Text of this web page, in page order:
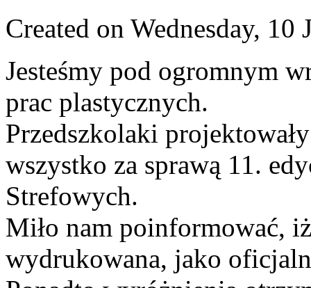
Created on Wednesday, 10
Jesteśmy pod ogromnym
prac plastycznych.
Przedszkolaki
wszystko za sprawą 11.
Strefowych.
Miło nam poinformować,
wydrukowana, jako